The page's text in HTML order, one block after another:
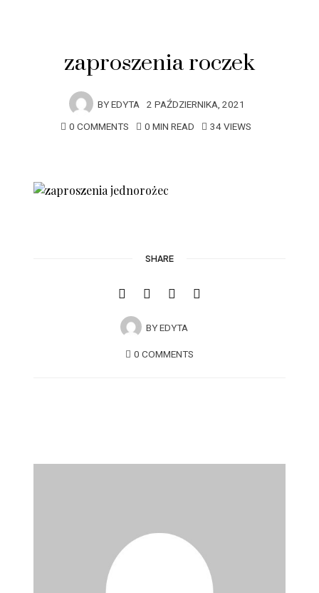
zaproszenia roczek
BYEDYTA 2 PAŹDZIERNIKA, 2021
0 COMMENTS
0 MIN READ 34 VIEWS
SHARE
BYEDYTA
0 COMMENTS